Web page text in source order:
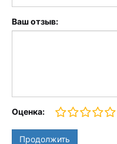
Ваш отзыв:
Оценка:
Продолжить